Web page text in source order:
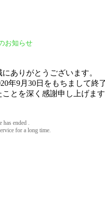
お知らせ
ありがとうございます。
年9月30日をもちまして終
とを深く感謝申し上げます
has ended .
for a long time.